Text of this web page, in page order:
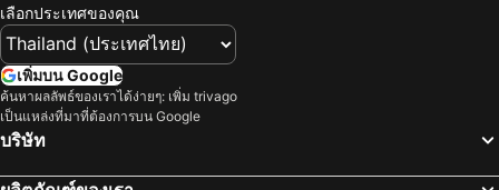
โรงแรม เวกกีส์
โรงแรม Horw
โรงแรม ทาช
โรงแรม Pilatus Kulm
โรงแรม โลคาร์โน
โรงแรม มูเรน
โรงแรม อิเซลท์วาลด์
เลือกประเทศของคุณ
เพิ่มบน Google
ค้นหาผลลัพธ์ของเราได้ง่ายๆ: เพิ่ม trivago
เป็นแหล่งที่มาที่ต้องการบน Google
บริษัท